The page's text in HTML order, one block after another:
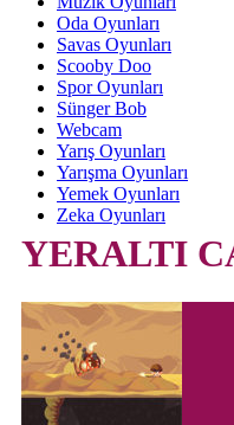
Oda Oyunları
Savas Oyunları
Scooby Doo
Spor Oyunları
Sünger Bob
Webcam
Yarış Oyunları
Yarışma Oyunları
Yemek Oyunları
Zeka Oyunları
YERALTI